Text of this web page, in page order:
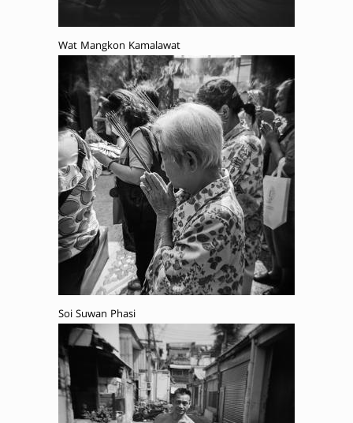
Wat Mangkon Kamalawat
Soi Suwan Phasi